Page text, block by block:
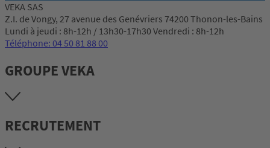
VEKA SAS
Z.I. de Vongy, 27 avenue des Genévriers 74200 Thonon-les-Bains
Lundi à jeudi : 8h-12h / 13h30-17h30 Vendredi : 8h-12h
Téléphone: 04 50 81 88 00
GROUPE VEKA
RECRUTEMENT